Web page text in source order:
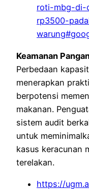
roti-mbg-di-
rp3500-
Keamanan
Perbedaan
menerapkan
berpotensi
makanan.
sistem audit
untuk
kasus keracunan
terelakan.
https://